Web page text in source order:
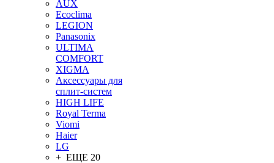
AUX
Ecoclima
LEGION
Panasonix
ULTIMA
COMFORT
XIGMA
Аксессуары для
сплит-систем
HIGH LIFE
Royal Terma
Viomi
Haier
LG
+ ЕЩЕ 20